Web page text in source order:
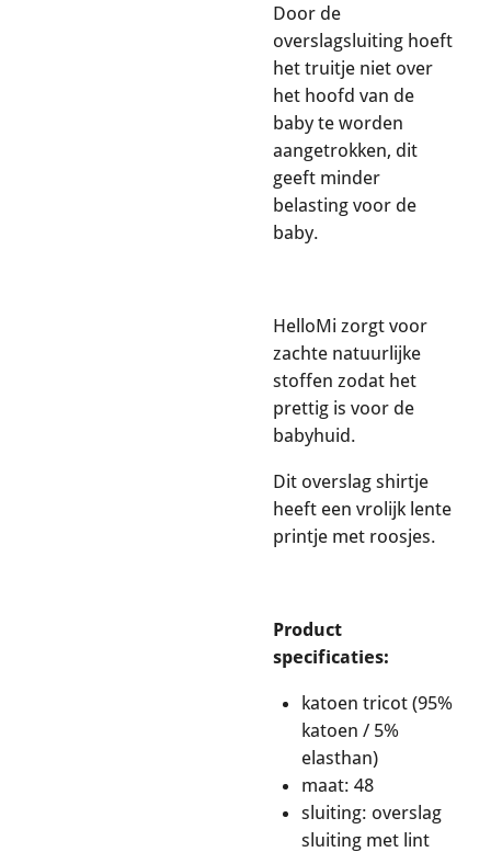
Door de
overslagsluiting hoeft
het truitje niet over
het hoofd van de
baby te worden
aangetrokken, dit
geeft minder
belasting voor de
baby.
HelloMi zorgt voor
zachte natuurlijke
stoffen zodat het
prettig is voor de
babyhuid.
Dit overslag shirtje
heeft een vrolijk lente
printje met roosjes.
Product
specificaties:
katoen tricot (95%
katoen / 5%
elasthan)
maat: 48
sluiting: overslag
sluiting met lint